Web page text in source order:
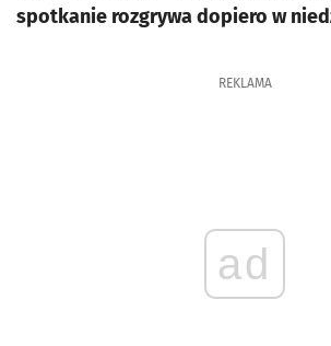
spotkanie rozgrywa dopiero w
REKLAMA
ad